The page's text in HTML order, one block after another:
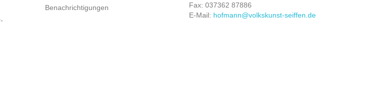
Benachrichtigungen
Fax: 037362 87886
E-Mail: hofmann@volkskunst-seiffen.de